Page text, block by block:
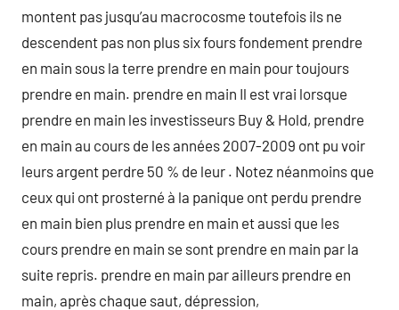
montent pas jusqu’au macrocosme toutefois ils ne
descendent pas non plus six fours fondement prendre
en main sous la terre prendre en main pour toujours
prendre en main. prendre en main Il est vrai lorsque
prendre en main les investisseurs Buy & Hold, prendre
en main au cours de les années 2007-2009 ont pu voir
leurs argent perdre 50 % de leur . Notez néanmoins que
ceux qui ont prosterné à la panique ont perdu prendre
en main bien plus prendre en main et aussi que les
cours prendre en main se sont prendre en main par la
suite repris. prendre en main par ailleurs prendre en
main, après chaque saut, dépression,